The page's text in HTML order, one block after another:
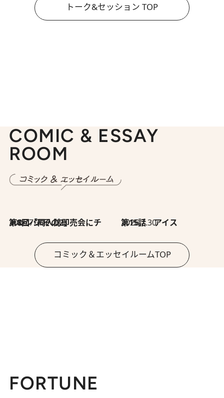
トーク&セッション TOP
COMIC & ESSAY
ROOM
2026.7.30
第8回「同人誌即売会にチャレンジ その2」 2026.7.30
第15話 アイス
コミック＆エッセイルームTOP
FORTUNE